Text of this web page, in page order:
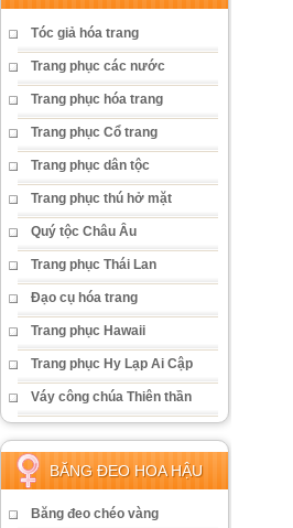
Tóc giả hóa trang
Trang phục các nước
Trang phục hóa trang
Trang phục Cổ trang
Trang phục dân tộc
Trang phục thú hở mặt
Quý tộc Châu Âu
Trang phục Thái Lan
Đạo cụ hóa trang
Trang phục Hawaii
Trang phục Hy Lạp Ai Cập
Váy công chúa Thiên thần
BĂNG ĐEO HOA HẬU
Băng đeo chéo vàng